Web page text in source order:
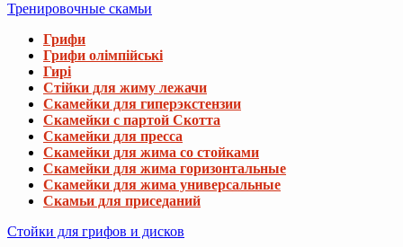
Тренировочные скамьи
Грифи
Грифи олімпійські
Гирі
Стійки для жиму лежачи
Скамейки для гиперэкстензии
Скамейки с партой Скотта
Скамейки для пресса
Скамейки для жима со стойками
Скамейки для жима горизонтальные
Скамейки для жима универсальные
Скамьи для приседаний
Стойки для грифов и дисков